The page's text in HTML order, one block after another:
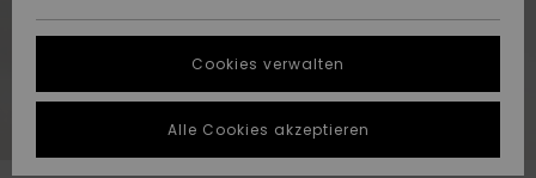
Highlights
Highlights
Starten Sie eine
um die
schnellste
Antwort auf Ihre
SHOPS
QUIKSILVER APP
WUNSCHLISTE
Cookies verwalten
Alle Cookies akzeptieren